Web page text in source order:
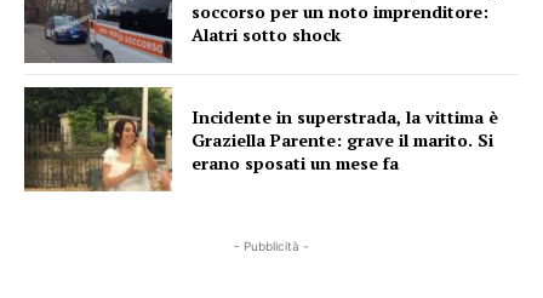
soccorso per un noto imprenditore:
Alatri sotto shock
Incidente in superstrada, la vittima è
Graziella Parente: grave il marito. Si
erano sposati un mese fa
- Pubblicità -